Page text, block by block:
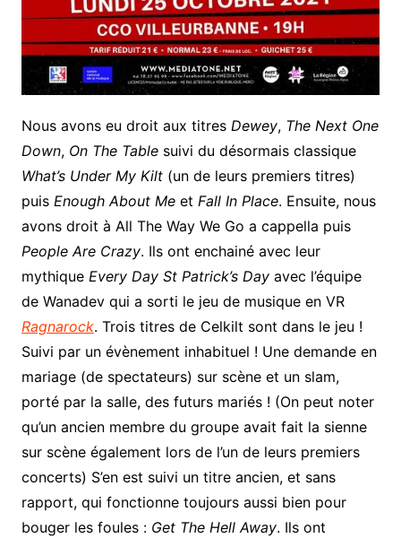
Nous avons eu droit aux titres Dewey, The Next One
Down, On The Tablesuivi du désormais classique
What’s Under My Kilt(un de leurs premiers titres)
puis Enough About Meet Fall In Place. Ensuite, nous
avons droit à All The Way We Go a cappella puis
People Are Crazy. Ils ont enchainé avec leur
mythique Every Day St Patrick’s Dayavec l’équipe
de Wanadev qui a sorti le jeu de musique en VR
Ragnarock. Trois titres de Celkilt sont dans le jeu !
Suivi par un évènement inhabituel ! Une demande en
mariage (de spectateurs) sur scène et un slam,
porté par la salle, des futurs mariés ! (On peut noter
qu’un ancien membre du groupe avait fait la sienne
sur scène également lors de l’un de leurs premiers
concerts) S’en est suivi un titre ancien, et sans
rapport, qui fonctionne toujours aussi bien pour
bouger les foules : Get The Hell Away. Ils ont